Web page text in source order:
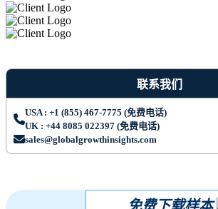
联系我们
USA : +1 (855) 467-7775 (免费电话)
UK : +44 8085 022397 (免费电话)
sales@globalgrowthinsights.com
免费下载样本